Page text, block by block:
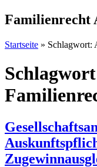
Familienrecht
Startseite » Schlagwort: